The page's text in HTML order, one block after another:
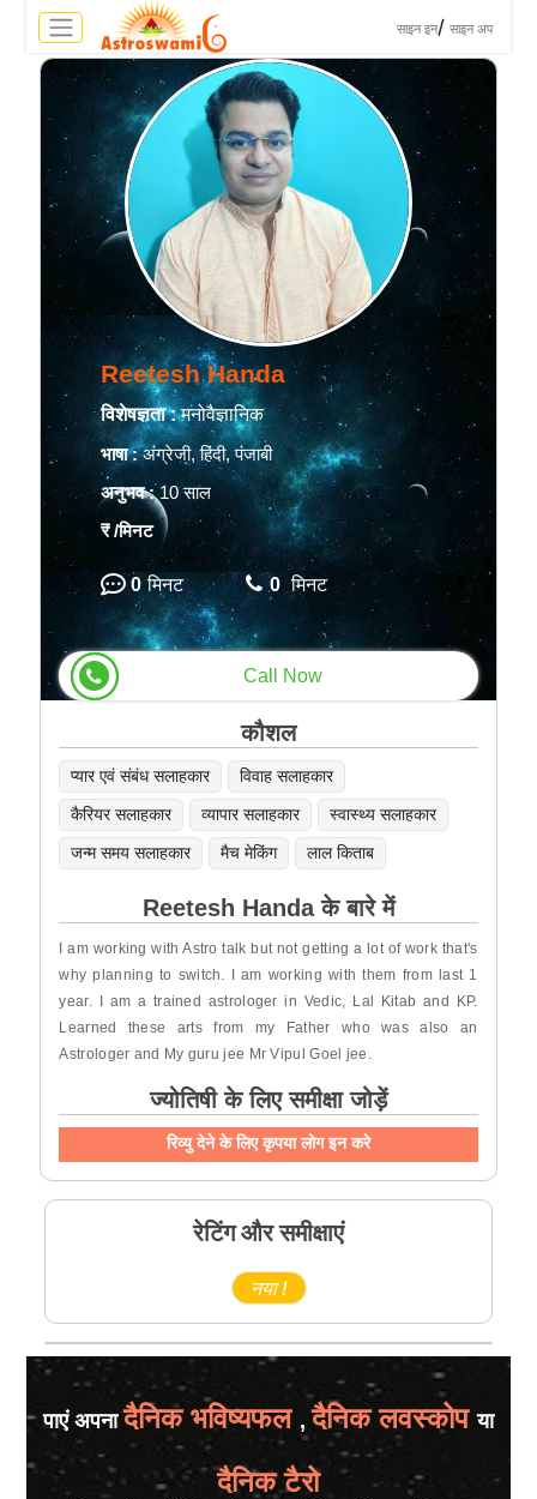
साइन इन/ साइन अप
Reetesh Handa
विशेषज्ञता :मनोवैज्ञानिक
भाषा :अंग्रेजी, हिंदी, पंजाबी
अनुभव :10 साल
₹/मिनट
0 मिनट 0 मिनट
Call Now
कौशल
प्यार एवं संबंध सलाहकार
विवाह सलाहकार
कैरियर सलाहकार
व्यापार सलाहकार
स्वास्थ्य सलाहकार
जन्म समय सलाहकार
मैच मेकिंग लाल किताब
Reetesh Handa के बारे में
I am working with Astro talk but not getting a lot of work that's
why planning to switch. I am working with them from last 1
year. I am a trained astrologer in Vedic, Lal Kitab and KP.
Learned these arts from my Father who was also an
Astrologer and My guru jee Mr Vipul Goel jee.
ज्योतिषी के लिए समीक्षा जोड़ें
रिव्यु देने के लिए कृपया लोग इन करे
रेटिंग और समीक्षाएं
नया !
पाएं अपनादैनिक भविष्यफल , दैनिक लवस्कोपया
दैनिक टैरो